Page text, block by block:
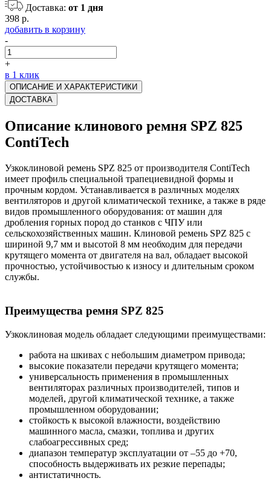
Доставка: от 1 дня
398 р.
добавить в корзину
-
+
в 1 клик
ОПИСАНИЕ И ХАРАКТЕРИСТИКИ
ДОСТАВКА
Описание клинового ремня SPZ 825
ContiTech
Узкоклиновой ремень SPZ 825 от производителя ContiTech
имеет профиль специальной трапециевидной формы и
прочным кордом. Устанавливается в различных моделях
вентиляторов и другой климатической технике, а также в ряде
видов промышленного оборудования: от машин для
дробления горных пород до станков с ЧПУ или
сельскохозяйственных машин. Клиновой ремень SPZ 825 с
шириной 9,7 мм и высотой 8 мм необходим для передачи
крутящего момента от двигателя на вал, обладает высокой
прочностью, устойчивостью к износу и длительным сроком
службы.
Преимущества ремня SPZ 825
Узкоклиновая модель обладает следующими преимуществами:
работа на шкивах с небольшим диаметром привода;
высокие показатели передачи крутящего момента;
универсальность применения в промышленных
вентиляторах различных производителей, типов и
моделей, другой климатической технике, а также
промышленном оборудовании;
стойкость к высокой влажности, воздействию
машинного масла, смазки, топлива и других
слабоагрессивных сред;
диапазон температур эксплуатации от –55 до +70,
способность выдерживать их резкие перепады;
антистатичность.